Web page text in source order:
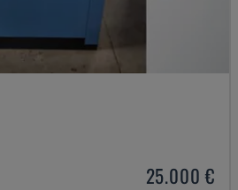
25.000 €